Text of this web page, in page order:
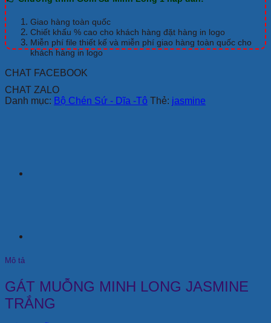
số
lượng
Giao hàng toàn quốc
Chiết khấu % cao cho khách hàng đặt hàng in logo
Miễn phí file thiết kế và miễn phí giao hàng toàn quốc cho
khách hàng in logo
CHAT FACEBOOK
CHAT ZALO
Danh mục: Bộ Chén Sứ - Dĩa -Tô Thẻ: jasmine
Mô tả
GÁT MUỖNG MINH LONG JASMINE
TRẮNG